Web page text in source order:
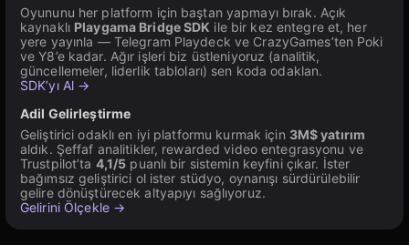
Oyununu her platform için baştan yapmayı bırak. Açık
kaynaklı Playgama Bridge SDK ile bir kez entegre et, her
yere yayınla — Telegram Playdeck ve CrazyGames’ten Poki
ve Y8’e kadar. Ağır işleri biz üstleniyoruz (analitik,
güncellemeler, liderlik tabloları) sen koda odaklan.
SDK’yı Al →
Adil Gelirleştirme
Geliştirici odaklı en iyi platformu kurmak için 3M$ yatırım
aldık. Şeffaf analitikler, rewarded video entegrasyonu ve
Trustpilot’ta 4,1/5 puanlı bir sistemin keyfini çıkar. İster
bağımsız geliştirici ol ister stüdyo, oynanışı sürdürülebilir
gelire dönüştürecek altyapıyı sağlıyoruz.
Gelirini Ölçekle →